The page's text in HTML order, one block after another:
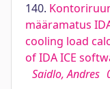
140.
määramatus
cooling load
of IDA ICE
Saidlo, Andres